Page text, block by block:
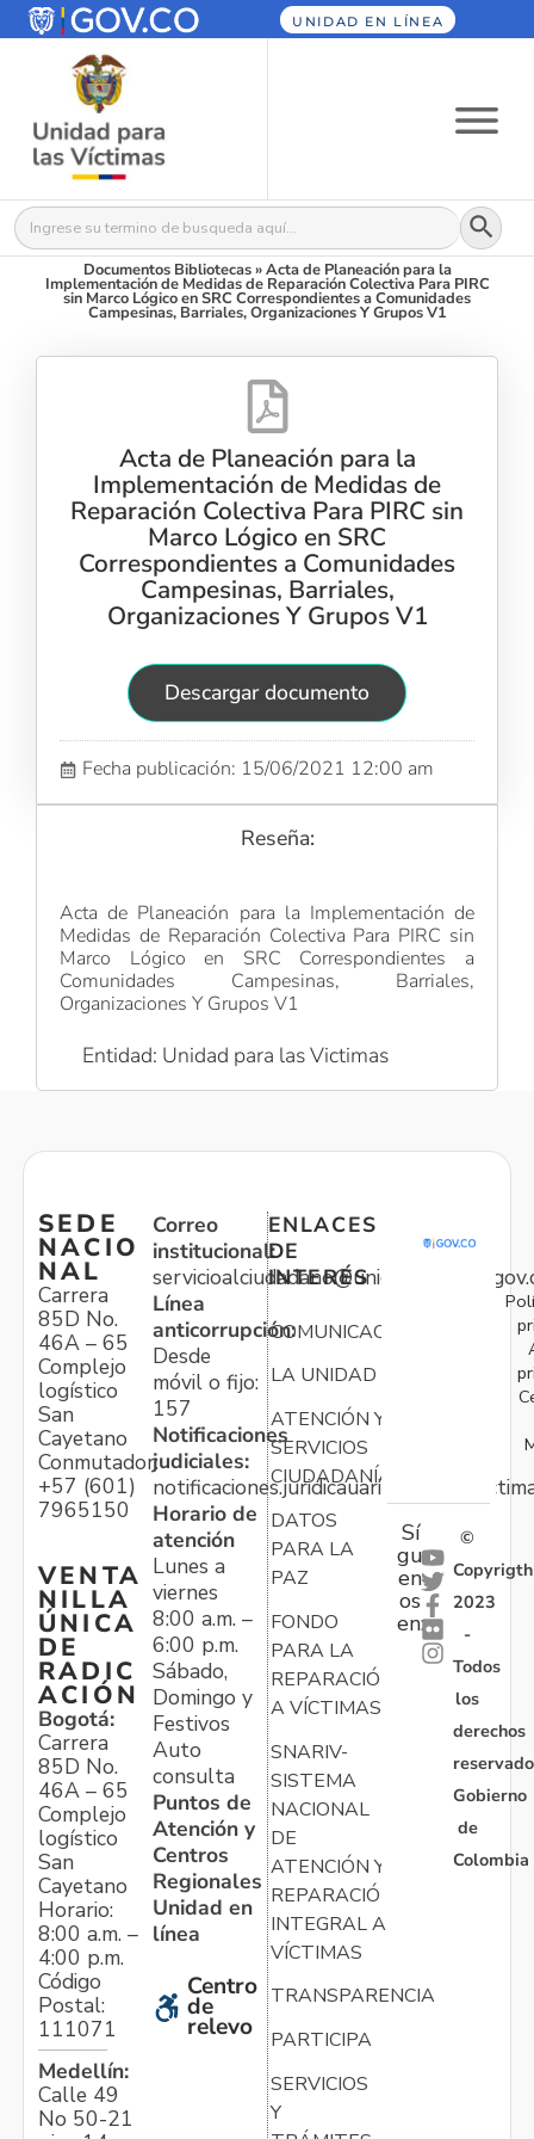
UNIDAD EN LÍNEA
Buscar: Botón
Documentos Bibliotecas»Acta de Planeación para la
Implementación de Medidas de Reparación Colectiva Para PIRC
sin Marco Lógico en SRC Correspondientes a Comunidades
Campesinas, Barriales, Organizaciones Y Grupos V1
Acta de Planeación para la
Implementación de Medidas de
Reparación Colectiva Para PIRC sin
Marco Lógico en SRC
Correspondientes a Comunidades
Campesinas, Barriales,
Organizaciones Y Grupos V1
Descargar documento
Fecha publicación: 15/06/2021 12:00 am
Reseña:
Acta de Planeación para la Implementación de
Medidas de Reparación Colectiva Para PIRC sin
Marco Lógico en SRC Correspondientes a
Comunidades Campesinas, Barriales,
Organizaciones Y Grupos V1
Entidad: Unidad para las Victimas
SEDE
NACIO
NAL
Carrera
85D No.
46A – 65
Complejo
logístico
San
Cayetano
Conmutador:
+57 (601)
7965150
VENTA
NILLA
ÚNICA
DE
RADIC
ACIÓN
Bogotá:
Carrera
85D No.
46A – 65
Complejo
logístico
San
Cayetano
Horario:
8:00 a.m. –
4:00 p.m.
Código
Postal:
111071
Medellín:
Calle 49
No 50-21
Correo
institucional:
Línea
anticorrupción:
Desde
móvil o fijo:
157
Notificaciones
judiciales:
Horario de
atención
Lunes a
viernes
8:00 a.m. –
6:00 p.m.
Sábado,
Domingo y
Festivos
Auto
consulta
Puntos de
Atención y
Centros
Regionales
Unidad en
línea
Centro
de
relevo
ENLACES
DE
INTERÉS
COMUNICACIONES
LA UNIDAD
ATENCIÓN Y
SERVICIOS
CIUDADANÍA
DATOS
PARA LA
PAZ
FONDO
PARA LA
REPARACIÓN
A VÍCTIMAS
SNARIV-
SISTEMA
NACIONAL
DE
ATENCIÓN Y
REPARACIÓN
INTEGRAL A
VÍCTIMAS
TRANSPARENCIA
PARTICIPA
SERVICIOS
Y
Sí
gu
en
os
en:
©
Copyrigth
2023
-
Todos
los
derechos
Gobierno
de
Colombia